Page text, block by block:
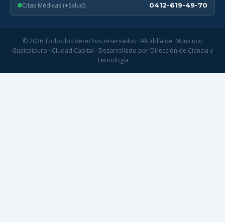
Citas Médicas (+Salud) 0412-619-49-70
© 2026 Todos los derechos reservados · Alcaldía del Municipio
Guaicaipuro · Ciudad Capital · Desarrollado por Dirección de Ciencia y
Tecnología